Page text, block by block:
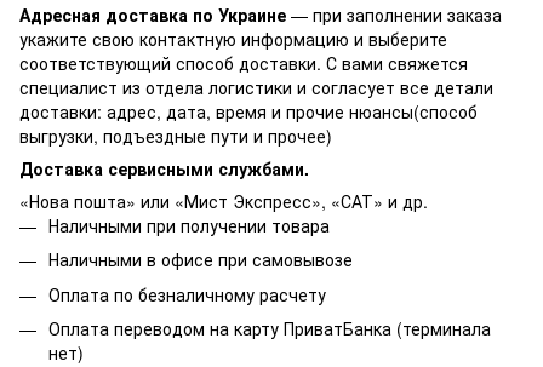
Адресная доставка по Украине — при заполнении заказа
укажите свою контактную информацию и выберите
соответствующий способ доставки. С вами свяжется
специалист из отдела логистики и согласует все детали
доставки: адрес, дата, время и прочие нюансы(способ
выгрузки, подъездные пути и прочее)
Доставка сервисными службами.
«Нова пошта» или «Мист Экспресс», «САТ» и др.
Наличными при получении товара
Наличными в офисе при самовывозе
Оплата по безналичному расчету
Оплата переводом на карту ПриватБанка (терминала
нет)